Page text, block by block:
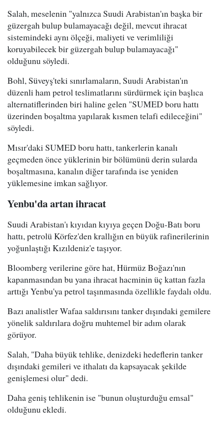
Salah, meselenin "yalnızca Suudi Arabistan'ın başka bir
güzergah bulup bulamayacağı değil, mevcut ihracat
sistemindeki aynı ölçeği, maliyeti ve verimliliği
koruyabilecek bir güzergah bulup bulamayacağı"
olduğunu söyledi.
Bohl, Süveyş'teki sınırlamaların, Suudi Arabistan'ın
düzenli ham petrol teslimatlarını sürdürmek için başlıca
alternatiflerinden biri haline gelen "SUMED boru hattı
üzerinden boşaltma yapılarak kısmen telafi edileceğini"
söyledi.
Mısır'daki SUMED boru hattı, tankerlerin kanalı
geçmeden önce yüklerinin bir bölümünü derin sularda
boşaltmasına, kanalın diğer tarafında ise yeniden
yüklemesine imkan sağlıyor.
Yenbu'da artan ihracat
Suudi Arabistan'ı kıyıdan kıyıya geçen Doğu-Batı boru
hattı, petrolü Körfez'den krallığın en büyük rafinerilerinin
yoğunlaştığı Kızıldeniz'e taşıyor.
Bloomberg verilerine göre hat, Hürmüz Boğazı'nın
kapanmasından bu yana ihracat hacminin üç kattan fazla
arttığı Yenbu'ya petrol taşınmasında özellikle faydalı oldu.
Bazı analistler Wafaa saldırısını tanker dışındaki gemilere
yönelik saldırılara doğru muhtemel bir adım olarak
görüyor.
Salah, "Daha büyük tehlike, denizdeki hedeflerin tanker
dışındaki gemileri ve ithalatı da kapsayacak şekilde
genişlemesi olur" dedi.
Daha geniş tehlikenin ise "bunun oluşturduğu emsal"
olduğunu ekledi.